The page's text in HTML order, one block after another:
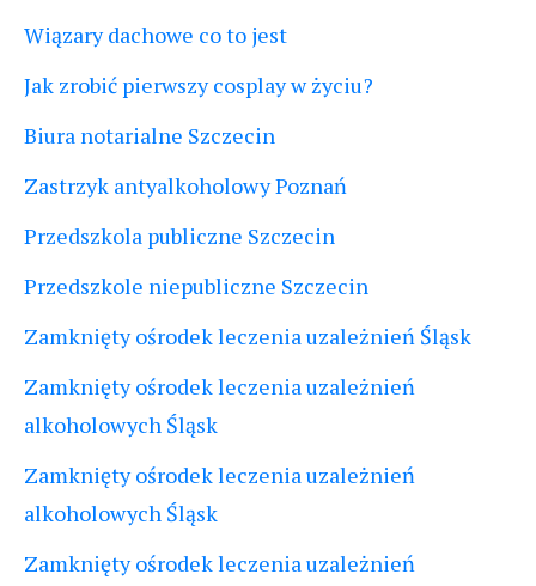
Wiązary dachowe co to jest
Jak zrobić pierwszy cosplay w życiu?
Biura notarialne Szczecin
Zastrzyk antyalkoholowy Poznań
Przedszkola publiczne Szczecin
Przedszkole niepubliczne Szczecin
Zamknięty ośrodek leczenia uzależnień Śląsk
Zamknięty ośrodek leczenia uzależnień
alkoholowych Śląsk
Zamknięty ośrodek leczenia uzależnień
alkoholowych Śląsk
Zamknięty ośrodek leczenia uzależnień